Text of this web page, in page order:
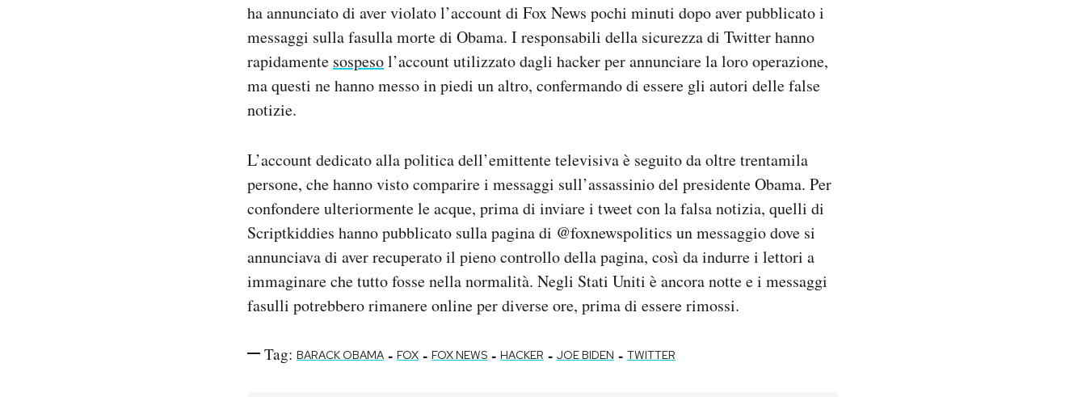
ha annunciato di aver violato l’account di Fox News pochi minuti dopo aver pubblicato i
messaggi sulla fasulla morte di Obama. I responsabili della sicurezza di Twitter hanno
rapidamente sospesol’account utilizzato dagli hacker per annunciare la loro operazione,
ma questi ne hanno messo in piedi un altro, confermando di essere gli autori delle false
notizie.
L’account dedicato alla politica dell’emittente televisiva è seguito da oltre trentamila
persone, che hanno visto comparire i messaggi sull’assassinio del presidente Obama. Per
confondere ulteriormente le acque, prima di inviare i tweet con la falsa notizia, quelli di
Scriptkiddies hanno pubblicato sulla pagina di @foxnewspolitics un messaggio dove si
annunciava di aver recuperato il pieno controllo della pagina, così da indurre i lettori a
immaginare che tutto fosse nella normalità. Negli Stati Uniti è ancora notte e i messaggi
fasulli potrebbero rimanere online per diverse ore, prima di essere rimossi.
Tag: BARACK OBAMA - FOX - FOX NEWS - HACKER - JOE BIDEN - TWITTER